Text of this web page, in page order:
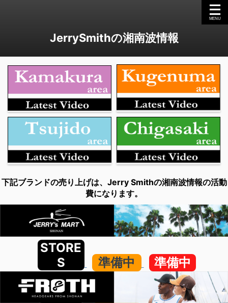
JerrySmithの湘南波情報
下記ブランドの売り上げは、Jerry Smithの湘南波情報の活動
費になります。
STORE
S
準備中 準備中